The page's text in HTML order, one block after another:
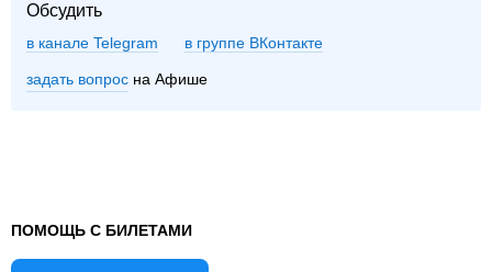
Обсудить
в канале Telegram группе ВКонтакте
задать вопрос на Афише
ПОМОЩЬ С БИЛЕТАМИ